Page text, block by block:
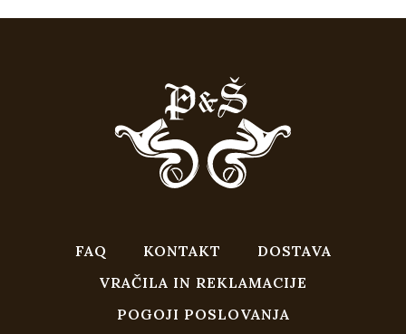
FAQ KONTAKT
DOSTAVA
VRAČILA IN REKLAMACIJE
POGOJI POSLOVANJA